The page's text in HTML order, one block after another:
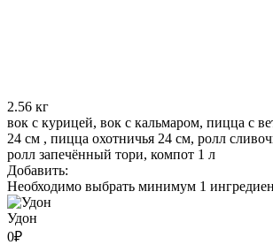
2.56 кг
вок с курицей, вок с кальмаром, пицца с
24 см , пицца охотничья 24 см, ролл
ролл запечённый тори, компот 1 л
Добавить:
Необходимо выбрать минимум 1
Удон
0₽